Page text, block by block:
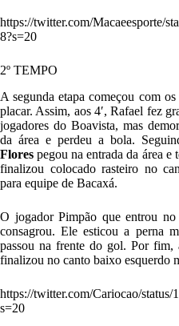
https://twitter.com/Macaeesporte/
8?s=20
2º TEMPO
A segunda etapa começou com
placar. Assim, aos 4′, Rafael fez
jogadores do Boavista, mas
da área e perdeu a bola.
Flores pegou na entrada da área e
finalizou colocado rasteiro no
para equipe de Bacaxá.
O jogador Pimpão que entrou
consagrou. Ele esticou a perna
passou na frente do gol. Por fim,
finalizou no canto baixo esquerdo
https://twitter.com/Cariocao/status/
s=20